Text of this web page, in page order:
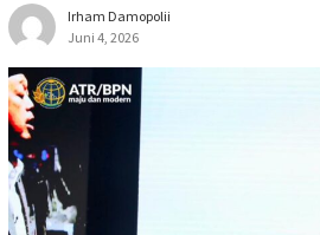
Irham Damopolii
Juni 4, 2026